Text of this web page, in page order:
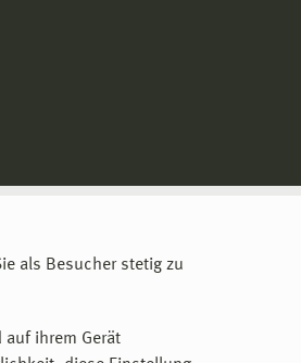
als Besucher stetig zu
ihrem Gerät